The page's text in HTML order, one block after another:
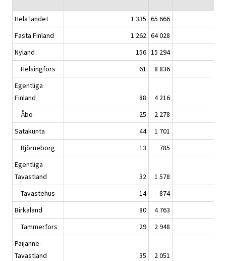
Hela landet 1 335 65 666
Fasta Finland
1 262 64 028
Nyland
156 15 294
Helsingfors
61
8 836
Egentliga
Finland
88
4 216
Åbo
25
2 278
Satakunta
44
1 701
Björneborg
13
785
Egentliga
Tavastland
32
1 578
Tavastehus
14
874
Birkaland
80
4 763
Tammerfors
29
2 948
Päijänne-
Tavastland
35
2 051